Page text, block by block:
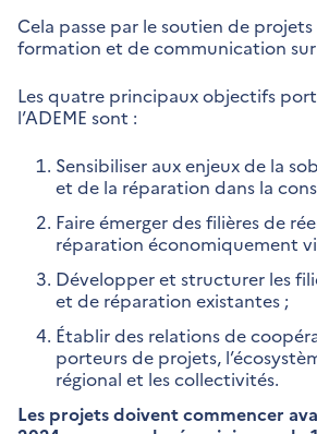
Cela passe par le soutien de
formation et de communication
Les quatre principaux objectifs
l’ADEME sont :
Sensibiliser aux enjeux de la
et de la réparation dans la
Faire émerger des filières de
réparation économiquement
Développer et structurer les
et de réparation existantes ;
Établir des relations de
porteurs de projets,
régional et les collectivités.
Les projets doivent commencer